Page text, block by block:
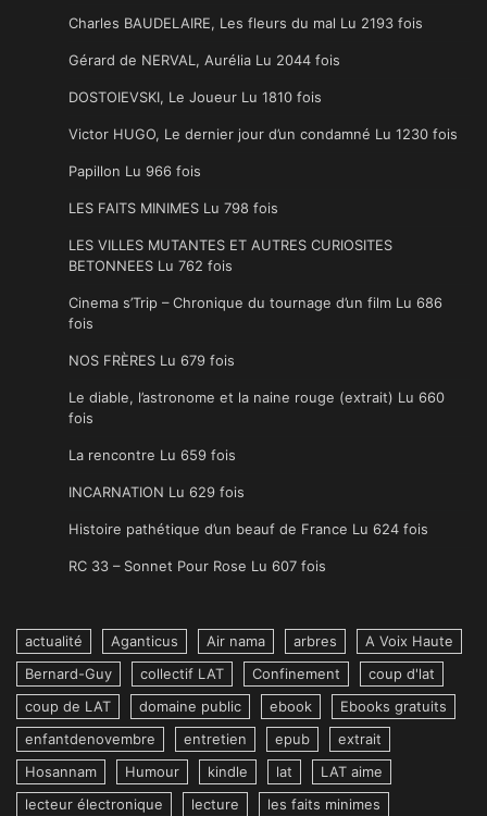
Charles BAUDELAIRE, Les fleurs du mal Lu 2193 fois
Gérard de NERVAL, Aurélia Lu 2044 fois
DOSTOIEVSKI, Le Joueur Lu 1810 fois
Victor HUGO, Le dernier jour d’un condamné Lu 1230 fois
Papillon Lu 966 fois
LES FAITS MINIMES Lu 798 fois
LES VILLES MUTANTES ET AUTRES CURIOSITES
BETONNEES Lu 762 fois
Cinema s’Trip – Chronique du tournage d’un film Lu 686
fois
NOS FRÈRES Lu 679 fois
Le diable, l’astronome et la naine rouge (extrait) Lu 660
fois
La rencontre Lu 659 fois
INCARNATION Lu 629 fois
Histoire pathétique d’un beauf de France Lu 624 fois
RC 33 – Sonnet Pour Rose Lu 607 fois
actualité Aganticus Air nama arbres
A Voix Haute
Bernard-Guy
collectif LAT Confinement
coup d'lat
coup de LAT
domaine public ebook
Ebooks gratuits
enfantdenovembre
entretien epub
extrait
Hosannam
Humour kindle lat
LAT aime
lecteur électronique
lecture
les faits minimes